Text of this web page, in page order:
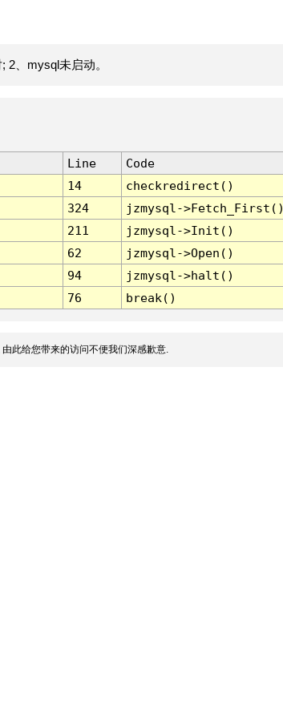
2、mysql未启动。
Line
Code
14
checkredirect()
324
jzmysql-
211
jzmysql->Init()
62
jzmysql->Open()
94
jzmysql->halt()
76 break()
此给您带来的访问不便我们深感歉意.